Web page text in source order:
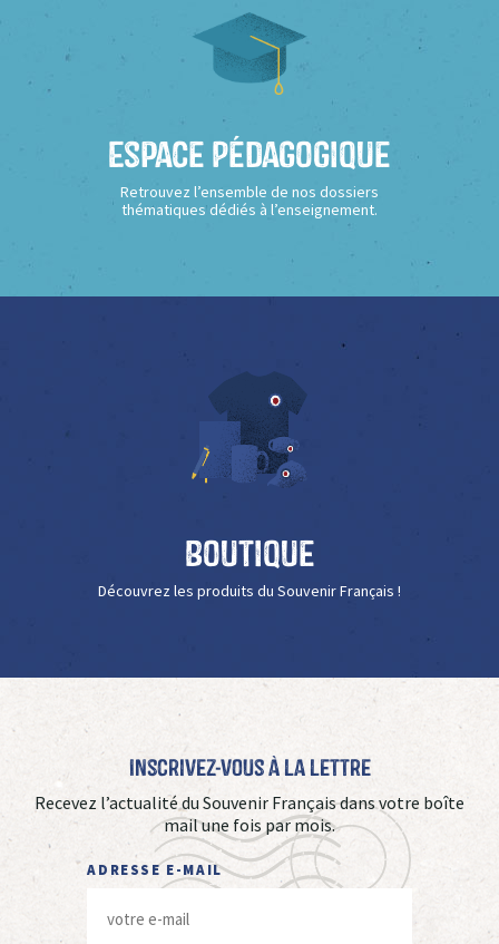
Espace Pédagogique
Retrouvez l’ensemble de nos dossiers
thématiques dédiés à l’enseignement.
Boutique
Découvrez les produits du Souvenir Français !
Inscrivez-vous à La Lettre
Recevez l’actualité du Souvenir Français dans votre boîte
mail une fois par mois.
ADRESSE E-MAIL